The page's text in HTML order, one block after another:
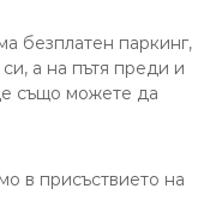
безплатен паркинг,
а на пътя преди и
също можете да
в присъствието на